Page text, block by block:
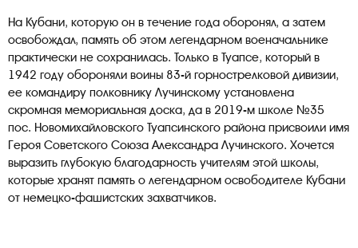
На Кубани, которую он в течение года оборонял, а затем
освобождал, память об этом легендарном военачальнике
практически не сохранилась. Только в Туапсе, который в
1942 году обороняли воины 83-й горнострелковой дивизии,
ее командиру полковнику Лучинскому установлена
скромная мемориальная доска, да в 2019-м школе №35
пос. Новомихайловского Туапсинского района присвоили имя
Героя Советского Союза Александра Лучинского. Хочется
выразить глубокую благодарность учителям этой школы,
которые хранят память о легендарном освободителе Кубани
от немецко-фашистских захватчиков.